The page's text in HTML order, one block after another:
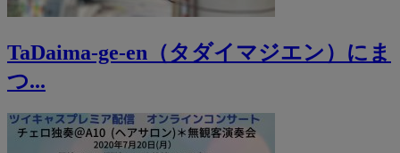
TaDaima-ge-en（タダイマジエン）にま
つ...